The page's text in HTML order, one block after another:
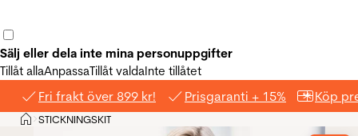
Sälj eller dela inte mina personuppgifter
Tillåt allaAnpassaTillåt valdaInte tillåtet
Fri frakt över 899 kr! Prisgaranti + 15% Köp
Hem
>STICKNINGSKIT